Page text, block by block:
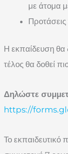
με άτομα
Η εκπαίδευση θα
τέλος θα δοθεί
Δηλώστε
https://
Το εκπαιδευτικό